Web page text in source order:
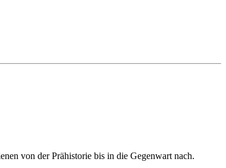
von der Prähistorie bis in die Gegenwart nach.